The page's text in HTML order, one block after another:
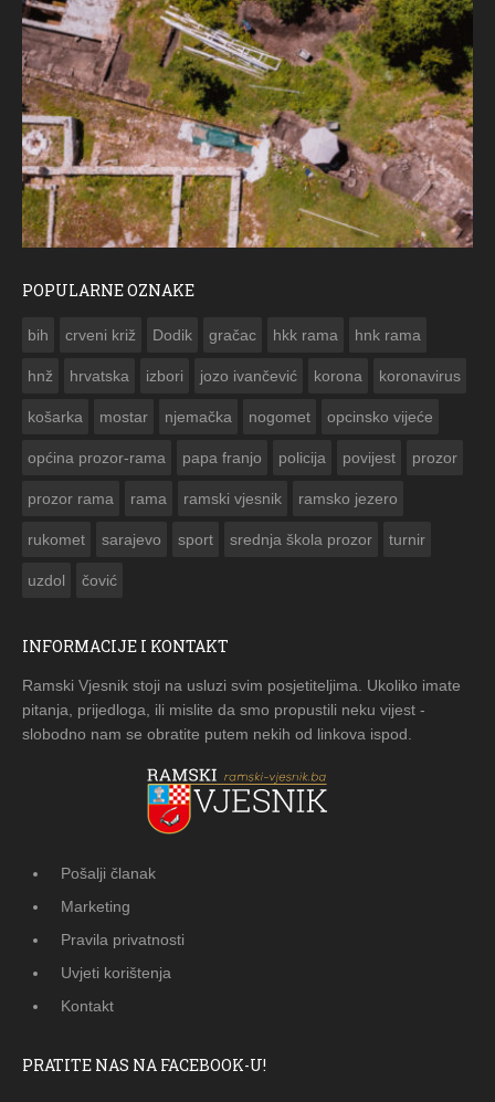
POPULARNE OZNAKE
bih crveni križ Dodik gračac hkk rama hnk rama
hnž hrvatska izbori jozo ivančević korona koronavirus
košarka mostar njemačka nogomet opcinsko vijeće
općina prozor-rama papa franjo policija povijest prozor
prozor rama rama ramski vjesnik ramsko jezero
rukomet sarajevo sport srednja škola prozor turnir
uzdol čović
INFORMACIJE I KONTAKT
Ramski Vjesnik stoji na usluzi svim posjetiteljima. Ukoliko imate
pitanja, prijedloga, ili mislite da smo propustili neku vijest -
slobodno nam se obratite putem nekih od linkova ispod.
Pošalji članak
Marketing
Pravila privatnosti
Uvjeti korištenja
Kontakt
PRATITE NAS NA FACEBOOK-U!